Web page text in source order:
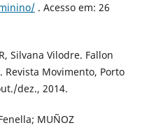
. Acesso em: 26
Silvana Vilodre. Fallon
Revista Movimento, Porto
dez., 2014.
MUÑOZ